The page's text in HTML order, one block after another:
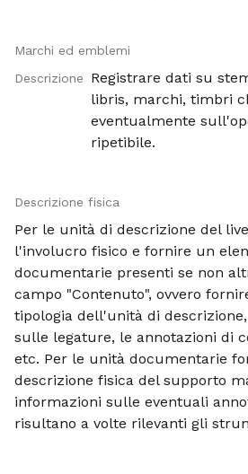
Marchi ed emblemi
Descrizione
Registrare dati su
libris, marchi, timbri
eventualmente
ripetibile.
Descrizione fisica
Per le unità di descrizione del
l'involucro fisico e fornire un
documentarie presenti se non
campo "Contenuto", ovvero
tipologia dell'unità di
sulle legature, le annotazioni di
etc. Per le unità documentarie
descrizione fisica del supporto
informazioni sulle eventuali
risultano a volte rilevanti gli